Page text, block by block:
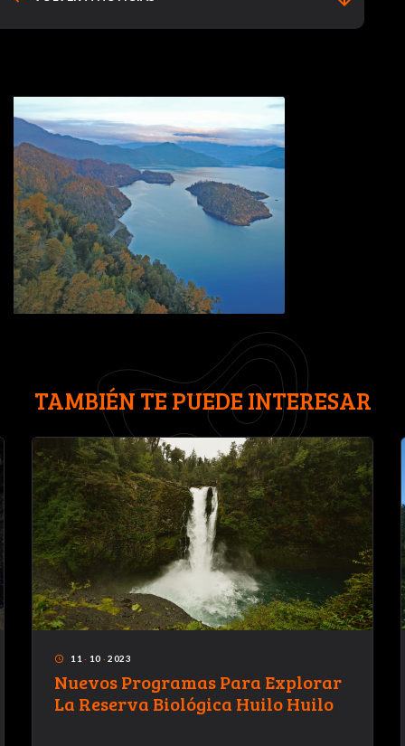
TAMBIÉN TE PUEDE INTERESAR
access_time 11 · 10 · 2023
Nuevos Programas Para Explorar
La Reserva Biológica Huilo Huilo